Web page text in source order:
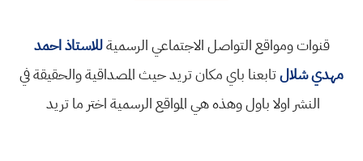
قنوات ومواقع التواصل الاجتماعي الرسميةللاستاذ احمد
مهدي شلالتابعنا باي مكان تريد حيث المصداقية والحقيقة في
النشر اولا باول وهذه هي المواقع الرسمية اختر ما تريد